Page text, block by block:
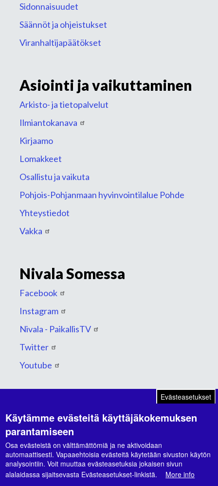
Sidonnaisuudet
Säännöt ja ohjeistukset
Viranhaltijapäätökset
Asiointi ja vaikuttaminen
Arkisto- ja tietopalvelut
Ilmiantokanava
Kirjaamo
Lomakkeet
Osallistu ja vaikuta
Pohjois-Pohjanmaan hyvinvointilalue Pohde
Yhteystiedot
Vakka
Nivala Somessa
Facebook
Instagram
Nivala - PaikallisTV
Twitter
Youtube
Suunnitelmat ja ohjelmat
Kaupunkikonsernin strategia 2026-2030
Hyvinvointikertomus 2021-2024
Hyvinvointisuunnitelma 2026-2029
Evästeasetukset
Käytämme evästeitä käyttäjäkokemuksen
parantamiseen
Osa evästeistä on välttämättömiä ja ne aktivoidaan
automaattisesti. Vapaaehtoisia evästeitä käytetään sivuston käytön
analysointiin. Voit muuttaa evästeasetuksia jokaisen sivun
alalaidassa sijaitsevasta Evästeasetukset-linkistä.
More info